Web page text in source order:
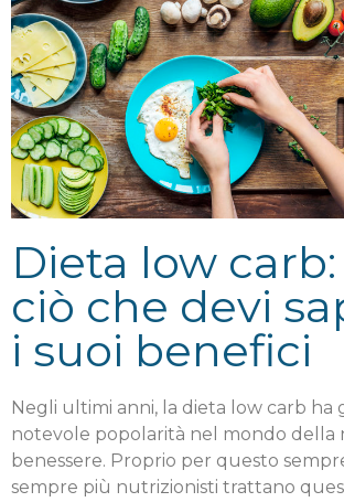
Dieta low
ciò che devi
i suoi benefici
Negli ultimi anni, la dieta low carb ha
notevole popolarità nel mondo della
benessere. Proprio per questo
sempre più nutrizionisti trattano